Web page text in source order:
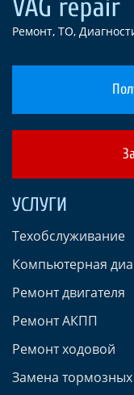
Ремонт, ТО,
УСЛУГИ
Техобслуживание
Компьютерная
Ремонт двигателя
Ремонт АКПП
Ремонт ходовой
Замена